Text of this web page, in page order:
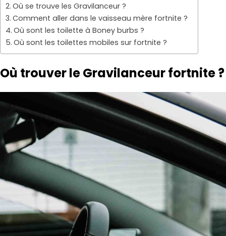
Où se trouve les Gravilanceur ?
Comment aller dans le vaisseau mère fortnite ?
Où sont les toilette à Boney burbs ?
Où sont les toilettes mobiles sur fortnite ?
Où trouver le Gravilanceur fortnite ?